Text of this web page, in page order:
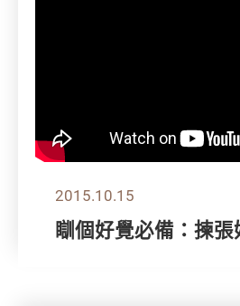
2015.10.15
瞓個好覺必備：揀張